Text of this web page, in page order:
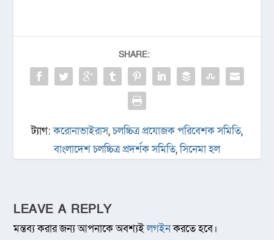
SHARE:
ট্যাগ:করোনাভাইরাস,চলচ্চিত্র প্রযোজক পরিবেশক সমিতি,
বাংলাদেশ চলচ্চিত্র প্রদর্শক সমিতি,সিনেমা হল
LEAVE A REPLY
মন্তব্য করার জন্য আপনাকে অবশ্যইলগইনকরতে হবে।